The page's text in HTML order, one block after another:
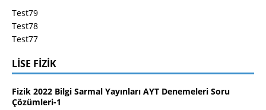
Test79
Test78
Test77
LISE FIZIK
Fizik 2022 Bilgi Sarmal Yayınları AYT Denemeleri Soru
Çözümleri-1